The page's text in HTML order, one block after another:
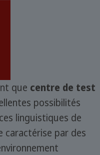
que centre de test
possibilités
linguistiques de
caractérise par des